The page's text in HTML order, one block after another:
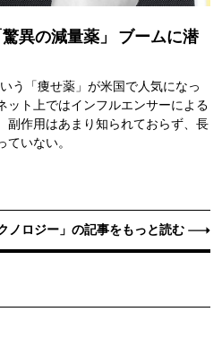
驚異の減量薬」
ブームに潜
う「痩せ薬」が米国で人気になっ
ット上ではインフルエンサーによる
副作用はあまり知られておらず、長
いない。
ノロジー」の記事をもっと読む